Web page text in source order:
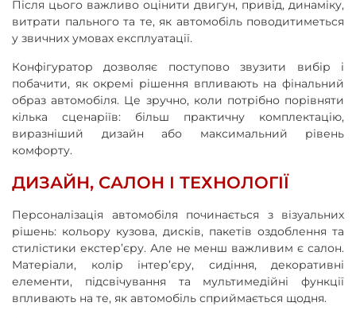
Після цього важливо оцінити двигун, привід, динаміку,
витрати пального та те, як автомобіль поводитиметься
у звичних умовах експлуатації.
Конфігуратор дозволяє поступово звузити вибір і
побачити, як окремі рішення впливають на фінальний
образ автомобіля. Це зручно, коли потрібно порівняти
кілька сценаріїв: більш практичну комплектацію,
виразніший дизайн або максимальний рівень
комфорту.
ДИЗАЙН, САЛОН І ТЕХНОЛОГІЇ
Персоналізація автомобіля починається з візуальних
рішень: кольору кузова, дисків, пакетів оздоблення та
стилістики екстер’єру. Але не менш важливим є салон.
Матеріали, колір інтер’єру, сидіння, декоративні
елементи, підсвічування та мультимедійні функції
впливають на те, як автомобіль сприймається щодня.